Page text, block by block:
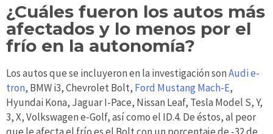
¿Cuáles fueron los autos más
afectados y lo menos por el
frío en la autonomía?
Los autos que se incluyeron en la investigación sonAudi e-
tron, BMW i3, Chevrolet Bolt, Ford Mustang Mach-E,
Hyundai Kona, Jaguar I-Pace, Nissan Leaf, Tesla Model S, Y,
3, X, Volkswagen e-Golf, así como el ID.4. De éstos, al peor